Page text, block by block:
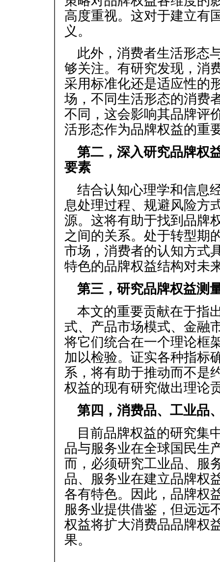
高度重视。这对于建立有
义。
此外，消费者生活形态
够关注。有研究发现，消
采用标准化还是适应性的
场，不同生活形态的消费
不同，这会影响其品牌评
活形态作为品牌权益的重
第二，深入研究品牌权
要素
结合认知心理学和信息
息处理过程、规避风险方
源。这将有助于找到品牌
之间的关系。处于转型期
市场，消费者的认知方式
特色的品牌权益结构对未
第三，研究品牌权益测
本文的重要贡献在于指
式、产品市场模式、金融
将它们统合在一个理论框
加以检验。证实各种指标
系，将有助于推动而不是
权益的现有研究做出理论
第四，消费品、工业品
目前品牌权益的研究集
品与服务业在全球国民生
而，必须研究工业品、服
品、服务业在建立品牌权
各有特色。因此，品牌权
服务业提供借鉴，但远远
权益将扩大消费品品牌权
果。